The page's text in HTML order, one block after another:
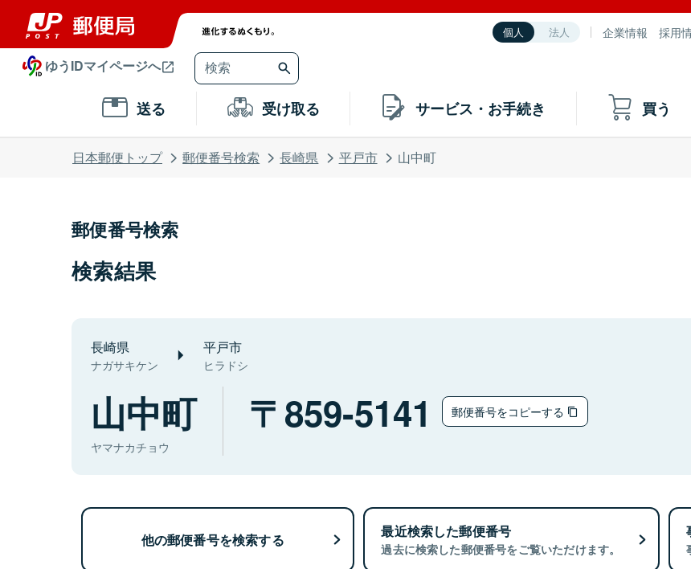
個人 法人 企業情報 採用
ゆうIDマイページへ
送る 受け取る サービス・お手続き 買う
日本郵便トップ 郵便番号検索 長崎県 平戸市 山中町
郵便番号検索
検索結果
長崎県
ナガサキケン
平戸市
ヒラドシ
山中町
ヤマナカチョウ
859-5141 郵便番号をコピーする
他の郵便番号を検索する 最近検索した郵便番号
過去に検索した郵便番号をご覧いただけます。